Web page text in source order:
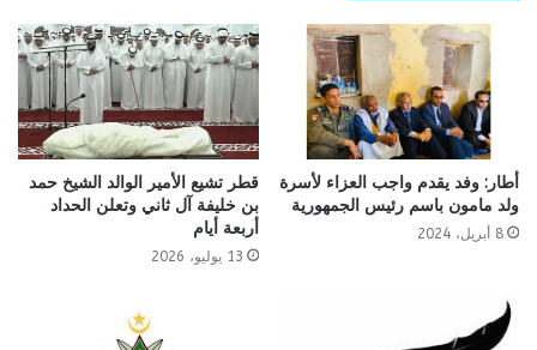
أطار: وفد يقدم واجب العزاء لأسرة
ولد مامون باسم رئيس الجمهورية
8 أبريل، 2024
قطر تشيع الأمير الوالد الشيخ حمد
بن خليفة آل ثاني وتعلن الحداد
أربعة أيام
13 يوليو، 2026